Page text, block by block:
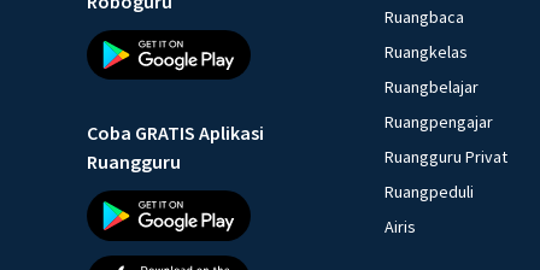
Coba GRATIS Aplikasi
Ruangguru
Ruangbaca
Ruangkelas
Ruangbelajar
Ruangpengajar
Ruangguru Privat
Ruangpeduli
Airis